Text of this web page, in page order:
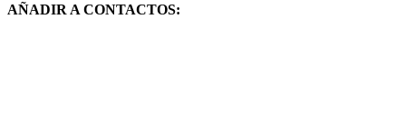
AÑADIR A CONTACTOS: